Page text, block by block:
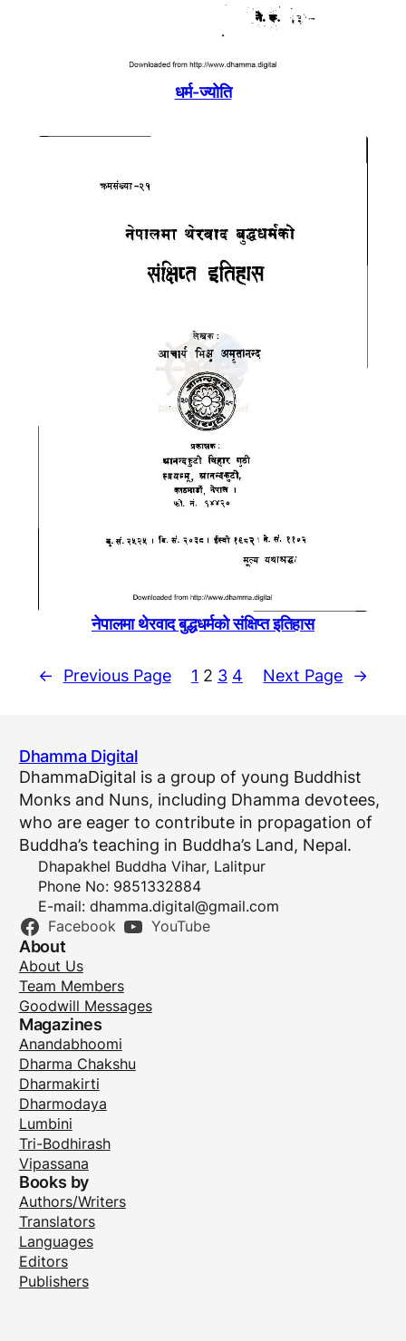
धर्म-ज्योति
नेपालमा थेरवाद बुद्धधर्मकाे संक्षिप्त इतिहास
← Previous Page 1 2 3 4 Next Page →
Dhamma Digital
DhammaDigital is a group of young Buddhist
Monks and Nuns, including Dhamma devotees,
who are eager to contribute in propagation of
Buddha’s teaching in Buddha’s Land, Nepal.
Dhapakhel Buddha Vihar, Lalitpur
Phone No: 9851332884
E-mail: dhamma.digital@gmail.com
Facebook YouTube
About
About Us
Team Members
Goodwill Messages
Magazines
Anandabhoomi
Dharma Chakshu
Dharmakirti
Dharmodaya
Lumbini
Tri-Bodhirash
Vipassana
Books by
Authors/Writers
Translators
Languages
Editors
Publishers